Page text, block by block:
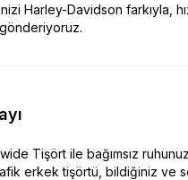
Harley-Davidson farkıyla,
Tişört ile bağımsız
erkek tişörtü, bildiğiniz ve